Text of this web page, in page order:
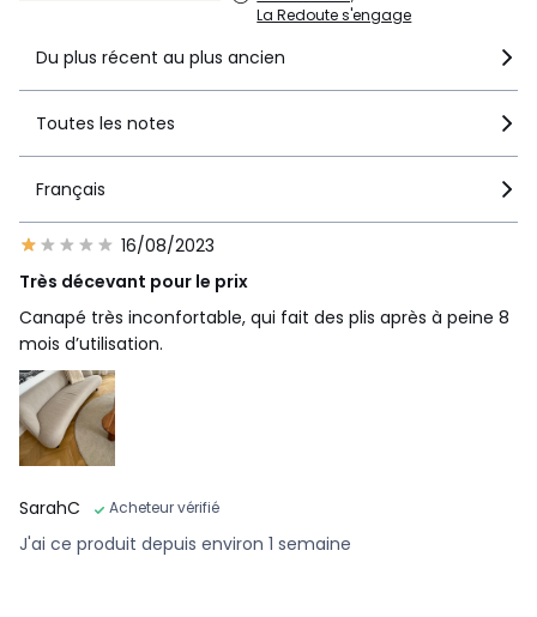
favorisant la diversité des essences.
Couleurs
Ecru, Naturel
Tailles 5 Places
Caractéristiques environnementales de l’emballage
En savoir plus sur nos emballages
La Redoute s'engage
Du plus récent au plus ancien
Toutes les notes
Français
16/08/2023
Très décevant pour le prix
Canapé très inconfortable, qui fait des plis après à peine 8
mois d’utilisation.
SarahC Acheteur vérifié
J'ai ce produit depuis environ 1 semaine